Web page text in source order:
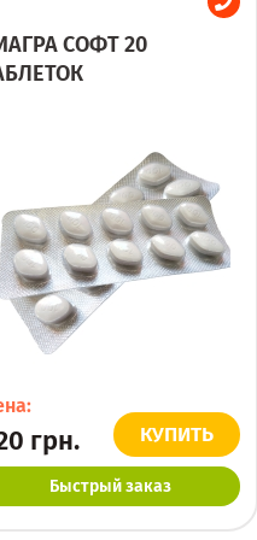
СОФТ 20
грн. КУПИТЬ
Быстрый заказ